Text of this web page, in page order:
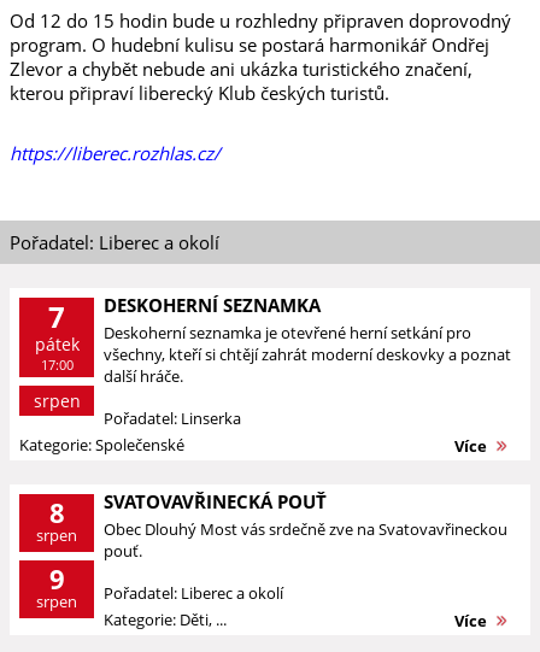
Od 12 do 15 hodin bude u rozhledny připraven doprovodný
program. O hudební kulisu se postará harmonikář Ondřej
Zlevor a chybět nebude ani ukázka turistického značení,
kterou připraví liberecký Klub českých turistů.
https://liberec.rozhlas.cz/
Pořadatel: Liberec a okolí
7
pátek
17:00
srpen
DESKOHERNÍ SEZNAMKA
Deskoherní seznamka je otevřené herní setkání pro
všechny, kteří si chtějí zahrát moderní deskovky a poznat
další hráče.
Pořadatel: Linserka
Kategorie: Společenské
Více
8
srpen
9
srpen
SVATOVAVŘINECKÁ POUŤ
Obec Dlouhý Most vás srdečně zve na Svatovavřineckou
pouť.
Pořadatel: Liberec a okolí
Kategorie: Děti, ...
Více